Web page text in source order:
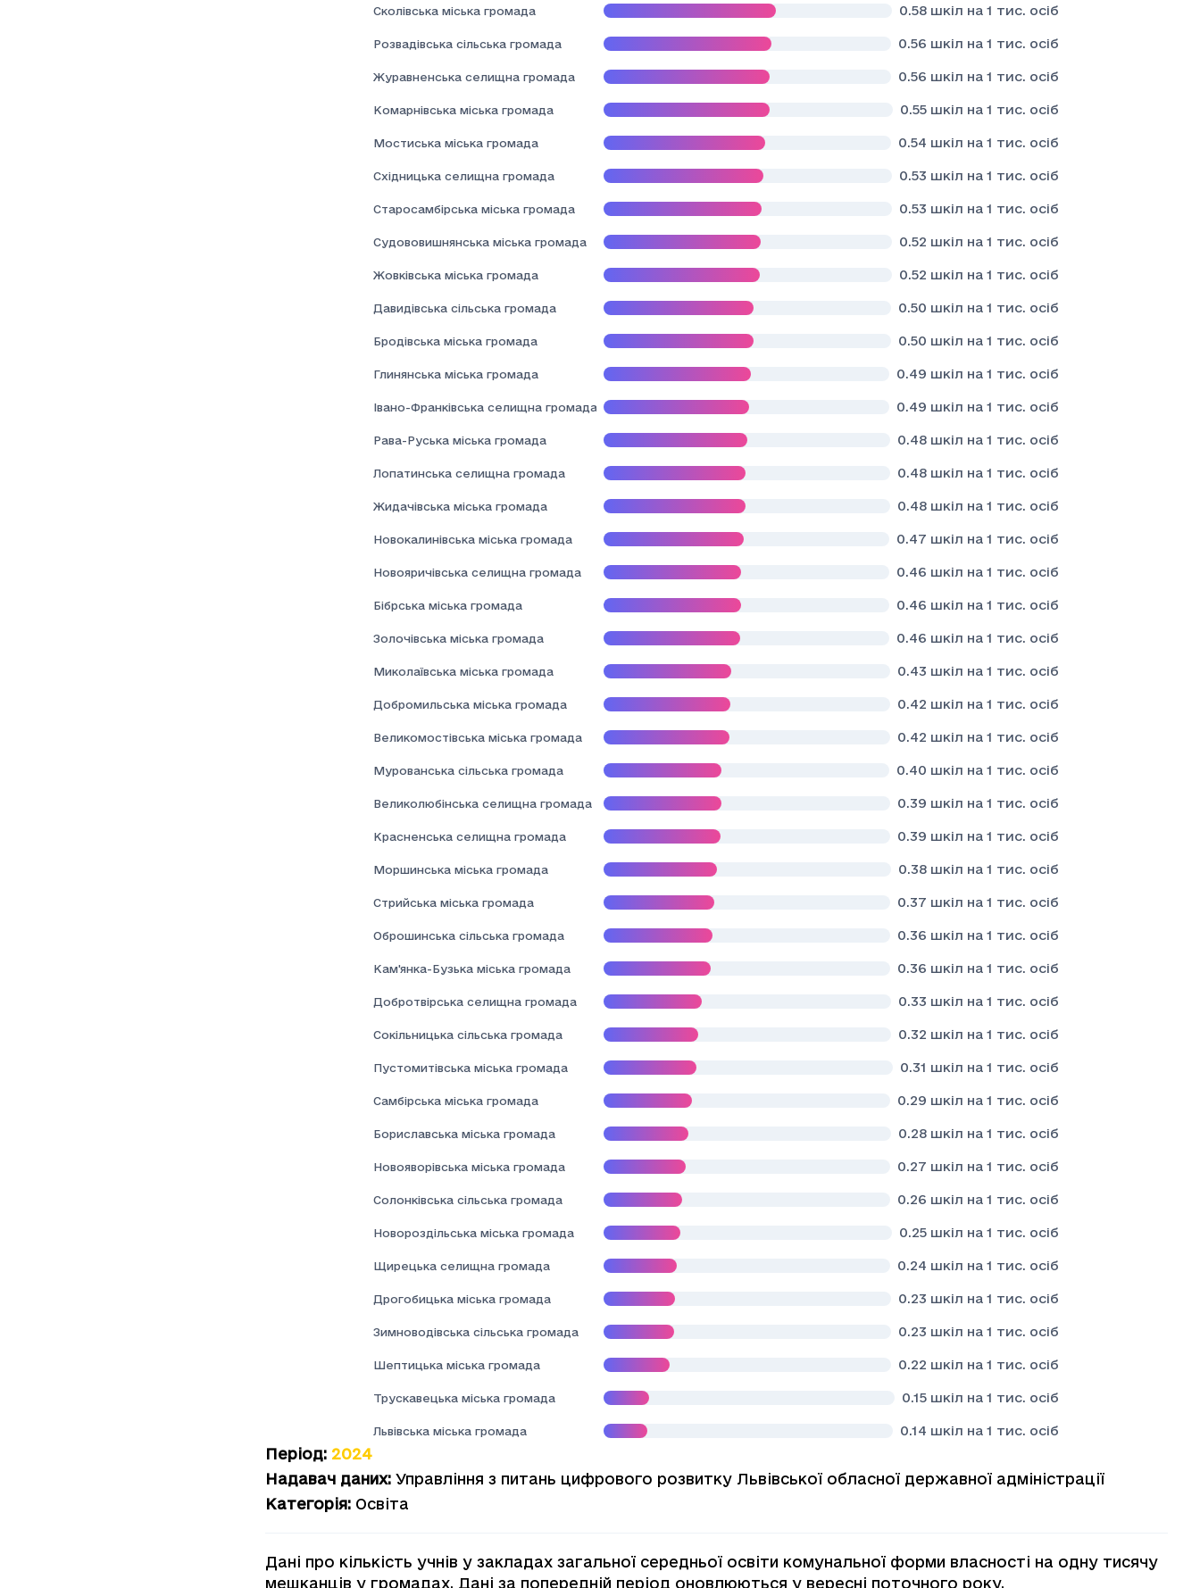
Сколівська міська громада 0.58 шкіл на 1 тис. осіб
Розвадівська сільська громада 0.56 шкіл на 1 тис. осіб
Журавненська селищна громада 0.56 шкіл на 1 тис. осіб
Комарнівська міська громада 0.55 шкіл на 1 тис. осіб
Мостиська міська громада 0.54 шкіл на 1 тис. осіб
Східницька селищна громада 0.53 шкіл на 1 тис. осіб
Старосамбірська міська громада 0.53 шкіл на 1 тис. осіб
Судововишнянська міська громада 0.52 шкіл на 1 тис. осіб
Жовківська міська громада 0.52 шкіл на 1 тис. осіб
Давидівська сільська громада 0.50 шкіл на 1 тис. осіб
Бродівська міська громада 0.50 шкіл на 1 тис. осіб
Глинянська міська громада 0.49 шкіл на 1 тис. осіб
Івано-Франківська селищна громада 0.49 шкіл на 1 тис. осіб
Рава-Руська міська громада 0.48 шкіл на 1 тис. осіб
Лопатинська селищна громада 0.48 шкіл на 1 тис. осіб
Жидачівська міська громада 0.48 шкіл на 1 тис. осіб
Новокалинівська міська громада 0.47 шкіл на 1 тис. осіб
Новояричівська селищна громада 0.46 шкіл на 1 тис. осіб
Бібрська міська громада 0.46 шкіл на 1 тис. осіб
Золочівська міська громада 0.46 шкіл на 1 тис. осіб
Миколаївська міська громада 0.43 шкіл на 1 тис. осіб
Добромильська міська громада 0.42 шкіл на 1 тис. осіб
Великомостівська міська громада 0.42 шкіл на 1 тис. осіб
Мурованська сільська громада 0.40 шкіл на 1 тис. осіб
Великолюбінська селищна громада 0.39 шкіл на 1 тис. осіб
Красненська селищна громада 0.39 шкіл на 1 тис. осіб
Моршинська міська громада 0.38 шкіл на 1 тис. осіб
Стрийська міська громада 0.37 шкіл на 1 тис. осіб
Оброшинська сільська громада 0.36 шкіл на 1 тис. осіб
Кам'янка-Бузька міська громада 0.36 шкіл на 1 тис. осіб
Добротвірська селищна громада 0.33 шкіл на 1 тис. осіб
Сокільницька сільська громада 0.32 шкіл на 1 тис. осіб
Пустомитівська міська громада 0.31 шкіл на 1 тис. осіб
Самбірська міська громада 0.29 шкіл на 1 тис. осіб
Бориславська міська громада 0.28 шкіл на 1 тис. осіб
Новояворівська міська громада 0.27 шкіл на 1 тис. осіб
Солонківська сільська громада 0.26 шкіл на 1 тис. осіб
Новороздільська міська громада 0.25 шкіл на 1 тис. осіб
Щирецька селищна громада 0.24 шкіл на 1 тис. осіб
Дрогобицька міська громада 0.23 шкіл на 1 тис. осіб
Зимноводівська сільська громада 0.23 шкіл на 1 тис. осіб
Шептицька міська громада 0.22 шкіл на 1 тис. осіб
Трускавецька міська громада 0.15 шкіл на 1 тис. осіб
Львівська міська громада 0.14 шкіл на 1 тис. осіб
Період: 2024
Надавач даних: Управління з питань цифрового розвитку Львівської обласної державної адміністрації
Категорія: Освіта
Дані про кількість учнів у закладах загальної середньої освіти комунальної форми власності на одну тисячу
мешканців у громадах. Дані за попередній період оновлюються у вересні поточного року.